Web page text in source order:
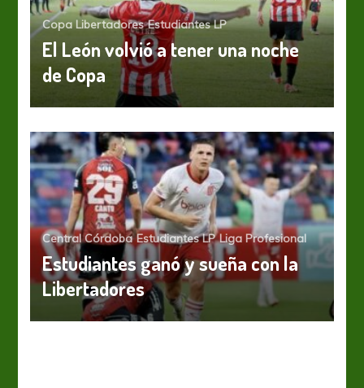
Copa Libertadores Estudiantes LP
El León volvió a tener una noche
de Copa
Central Córdoba Estudiantes LP Liga Profesional
Estudiantes ganó y sueña con la
Libertadores